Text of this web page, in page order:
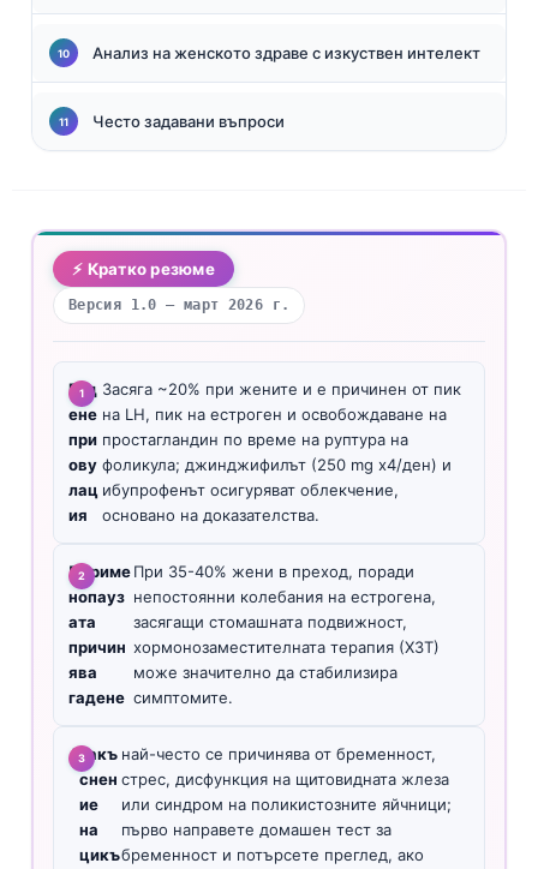
Анализ на женското здраве с изкуствен интелект
Често задавани въпроси
⚡ Кратко резюме
Версия 1.0 — март 2026 г.
Гад
ене
при
ову
лац
ия
Засяга ~20% при жените и е причинен от пик
на LH, пик на естроген и освобождаване на
простагландин по време на руптура на
фоликула; джинджифилът (250 mg x4/ден) и
ибупрофенът осигуряват облекчение,
основано на доказателства.
Периме
нопауз
ата
причин
ява
гадене
При 35-40% жени в преход, поради
непостоянни колебания на естрогена,
засягащи стомашната подвижност,
хормонозаместителната терапия (ХЗТ)
може значително да стабилизира
симптомите.
Aзакъ
снен
ие
на
цикъ
най-често се причинява от бременност,
стрес, дисфункция на щитовидната жлеза
или синдром на поликистозните яйчници;
първо направете домашен тест за
бременност и потърсете преглед, ако